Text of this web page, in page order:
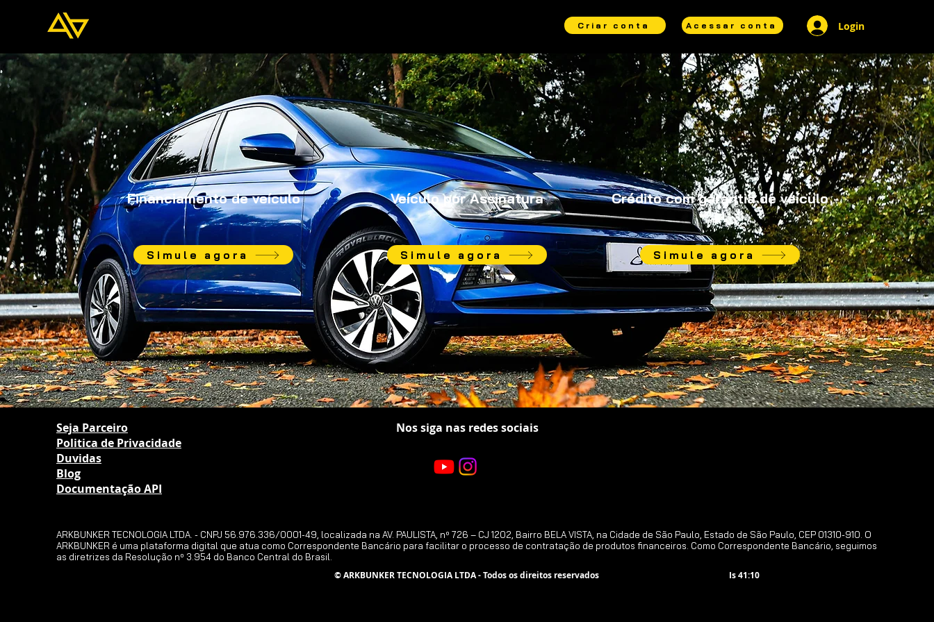
Criar conta Acessar conta Login
Financiamento de veículo
Simule agora
Veículo por Assinatura
Simule agora
Crédito com garantia de veículo
Simule agora
Seja Parceiro
Politica de Privacidade
Duvidas
Blog
Nos siga nas redes sociais
Documentação API
ARKBUNKER TECNOLOGIA LTDA. - CNPJ 56.976.336/0001-49, localizada na AV. PAULISTA, nº 726 – CJ 1202, Bairro BELA VISTA, na Cidade de São Paulo, Estado de São Paulo, CEP 01310-910. O
ARKBUNKER é uma plataforma digital que atua como Correspondente Bancário para facilitar o processo de contratação de produtos financeiros . Como Correspondente Bancário, seguimos
as diretrizes da Resolução nº 3.954 do Banco Central do Brasil.
© ARKBUNKER TECNOLOGIA LTDA - Todos os direitos reservados Is 41:10